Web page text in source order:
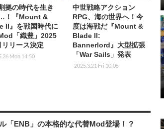
拠の時代を生き
！『Mount &
II』を戦国時代に
「織豊」2025
リリース決定
Mon 14:50
中世戦略アクション
RPG、海の世界へ！今
度は海戦だ『Mount &
Blade II:
Bannerlord』大型拡張
「War Sails」発表
2025.3.21 Fri 10:05
「ENB」の本格的な代替Mod登場！？